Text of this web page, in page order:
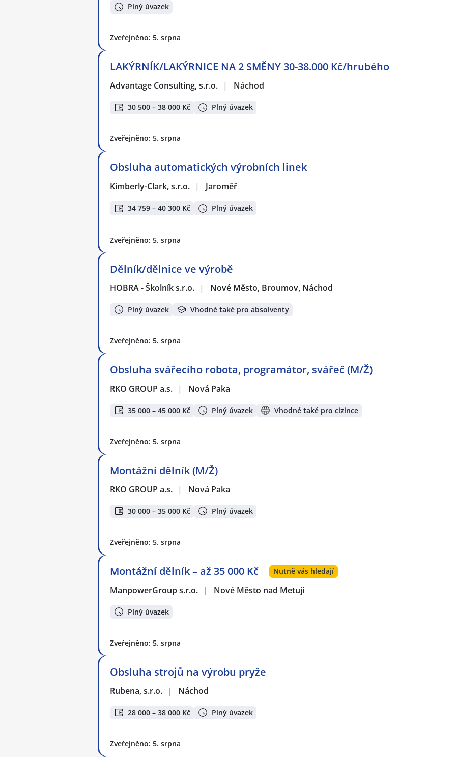
Plný úvazek
Zveřejněno: 5. srpna
LAKÝRNÍK/LAKÝRNICE NA 2 SMĚNY 30-38.000 Kč/hrubého
Advantage Consulting, s.r.o. | Náchod
30 500 – 38 000 Kč Plný úvazek
Zveřejněno: 5. srpna
Obsluha automatických výrobních linek
Kimberly-Clark, s.r.o. | Jaroměř
34 759 – 40 300 Kč Plný úvazek
Zveřejněno: 5. srpna
Dělník/dělnice ve výrobě
HOBRA - Školník s.r.o. | Nové Město, Broumov, Náchod
Plný úvazek Vhodné také pro absolventy
Zveřejněno: 5. srpna
Obsluha svářecího robota, programátor, svářeč (M/Ž)
RKO GROUP a.s. | Nová Paka
35 000 – 45 000 Kč Plný úvazek Vhodné také pro cizince
Zveřejněno: 5. srpna
Montážní dělník (M/Ž)
RKO GROUP a.s. | Nová Paka
30 000 – 35 000 Kč Plný úvazek
Zveřejněno: 5. srpna
Montážní dělník – až 35 000 Kč Nutně vás hledají
ManpowerGroup s.r.o. | Nové Město nad Metují
Plný úvazek
Zveřejněno: 5. srpna
Obsluha strojů na výrobu pryže
Rubena, s.r.o. | Náchod
28 000 – 38 000 Kč Plný úvazek
Zveřejněno: 5. srpna